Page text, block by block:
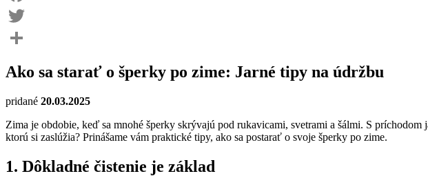
Facebook
Twitter
Ako sa starať o šperky po zime: Jarné tipy na údržbu
pridané 20.03.2025
Zima je obdobie, keď sa mnohé šperky skrývajú pod rukavicami, svetrami a šálmi. S
ktorú si zaslúžia? Prinášame vám praktické tipy, ako sa postarať o svoje šperky po zime.
1. Dôkladné čistenie je základ